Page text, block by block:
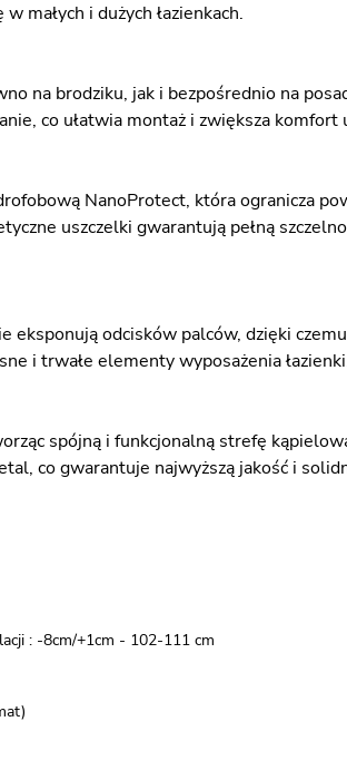
małych i dużych łazienkach.
na brodziku, jak i bezpośrednio na
co ułatwia montaż i zwiększa komfort
NanoProtect, która ogranicza
uszczelki gwarantują pełną
eksponują odcisków palców, dzięki
i trwałe elementy wyposażenia
spójną i funkcjonalną strefę
co gwarantuje najwyższą jakość i
: -8cm/+1cm - 102-111 cm